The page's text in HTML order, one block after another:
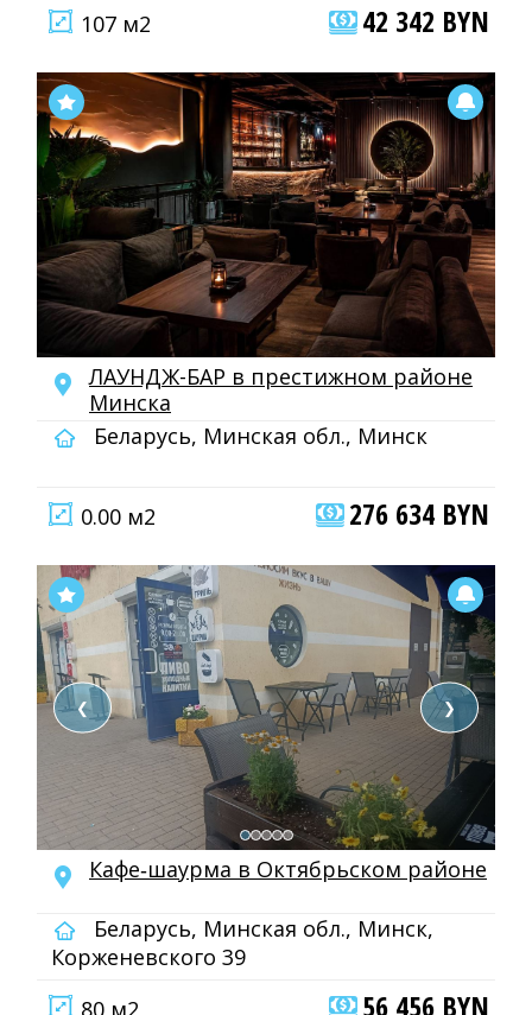
107 м2 42 342 BYN
ЛАУНДЖ-БАР в престижном районе
Минска
Беларусь, Минская обл., Минск
0.00 м2 276 634 BYN
❮ ❯
Кафе‑шаурма в Октябрьском районе
Беларусь, Минская обл., Минск,
Корженевского 39
80 м2
56 456 BYN